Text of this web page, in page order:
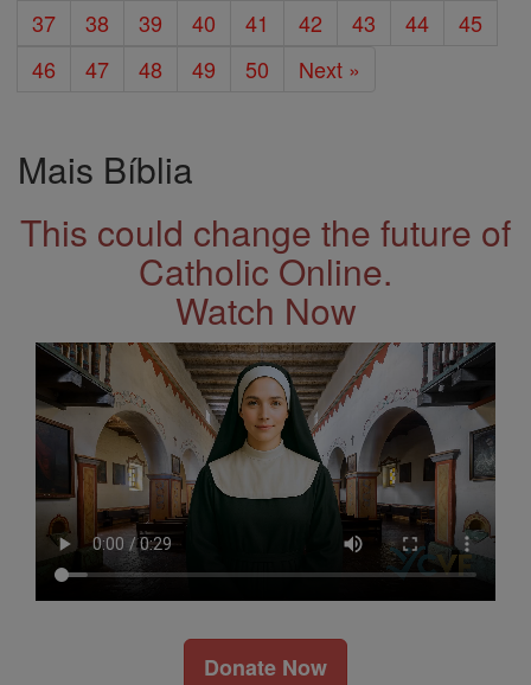
37
38 39 40 41 42 43 44
45
46
47 48 49 50 Next »
Mais Bíblia
This could change the future of
Catholic Online.
Watch Now
Donate Now